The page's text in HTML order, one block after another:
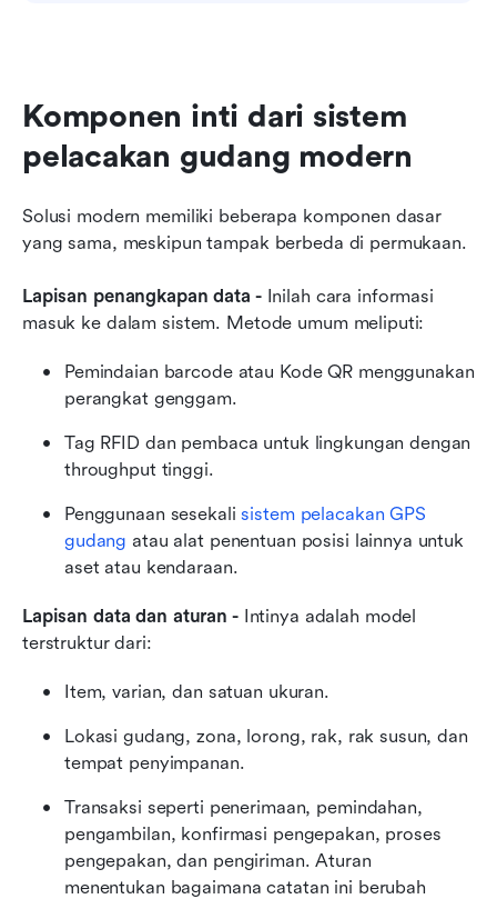
Komponen inti dari sistem
pelacakan gudang modern
Solusi modern memiliki beberapa komponen dasar
yang sama, meskipun tampak berbeda di permukaan.
Lapisan penangkapan data - Inilah cara informasi
masuk ke dalam sistem. Metode umum meliputi:
Pemindaian barcode atau Kode QR menggunakan
perangkat genggam.
Tag RFID dan pembaca untuk lingkungan dengan
throughput tinggi.
Penggunaan sesekali sistem pelacakan GPS
gudang atau alat penentuan posisi lainnya untuk
aset atau kendaraan.
Lapisan data dan aturan - Intinya adalah model
terstruktur dari:
Item, varian, dan satuan ukuran.
Lokasi gudang, zona, lorong, rak, rak susun, dan
tempat penyimpanan.
Transaksi seperti penerimaan, pemindahan,
pengambilan, konfirmasi pengepakan, proses
pengepakan, dan pengiriman. Aturan
menentukan bagaimana catatan ini berubah